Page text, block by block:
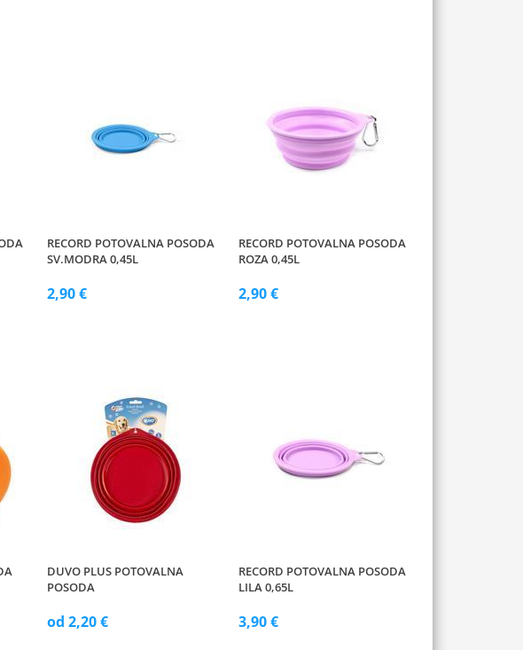
RECORD POTOVALNA POSODA
SV.MODRA 0,45L
2,90 €
RECORD POTOVALNA POSODA
ROZA 0,45L
2,90 €
DUVO PLUS POTOVALNA
POSODA
od 2,20 €
RECORD POTOVALNA POSODA
LILA 0,65L
3,90 €